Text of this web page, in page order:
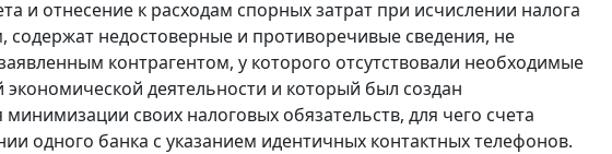
и отнесение к расходам спорных затрат при исчислении налога
недостоверные и противоречивые сведения, не
контрагентом, у которого отсутствовали необходимые
деятельности и который был создан
своих налоговых обязательств, для чего счета
одного банка с указанием идентичных контактных телефонов.